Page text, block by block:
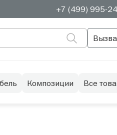
+7 (499) 995-
Композиции Все